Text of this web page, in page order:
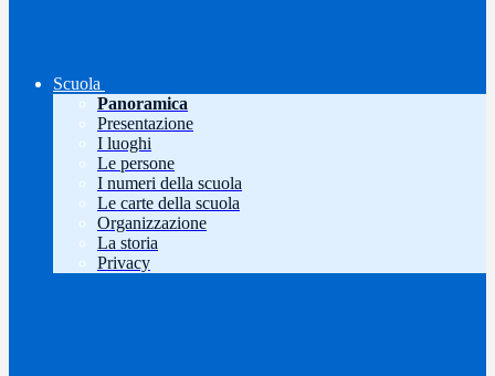
Scuola
Panoramica
Presentazione
I luoghi
Le persone
I numeri della scuola
Le carte della scuola
Organizzazione
La storia
Privacy